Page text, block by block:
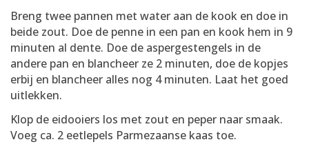
Breng twee pannen met water aan de kook en doe in
beide zout. Doe de penne in een pan en kook hem in 9
minuten al dente. Doe de aspergestengels in de
andere pan en blancheer ze 2 minuten, doe de kopjes
erbij en blancheer alles nog 4 minuten. Laat het goed
uitlekken.
Klop de eidooiers los met zout en peper naar smaak.
Voeg ca. 2 eetlepels Parmezaanse kaas toe.